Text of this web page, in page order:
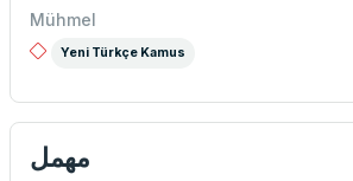
Mühmel
Yeni Türkçe Kamus
مهمل